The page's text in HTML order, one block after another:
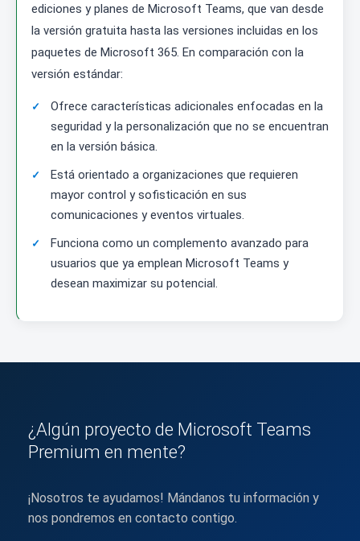
ediciones y planes de Microsoft Teams, que van desde
la versión gratuita hasta las versiones incluidas en los
paquetes de Microsoft 365. En comparación con la
versión estándar:
Ofrece características adicionales enfocadas en la
seguridad y la personalización que no se encuentran
en la versión básica.
Está orientado a organizaciones que requieren
mayor control y sofisticación en sus
comunicaciones y eventos virtuales.
Funciona como un complemento avanzado para
usuarios que ya emplean Microsoft Teams y
desean maximizar su potencial.
¿Algún proyecto de Microsoft Teams
Premium en mente?
¡Nosotros te ayudamos! Mándanos tu información y
nos pondremos en contacto contigo.